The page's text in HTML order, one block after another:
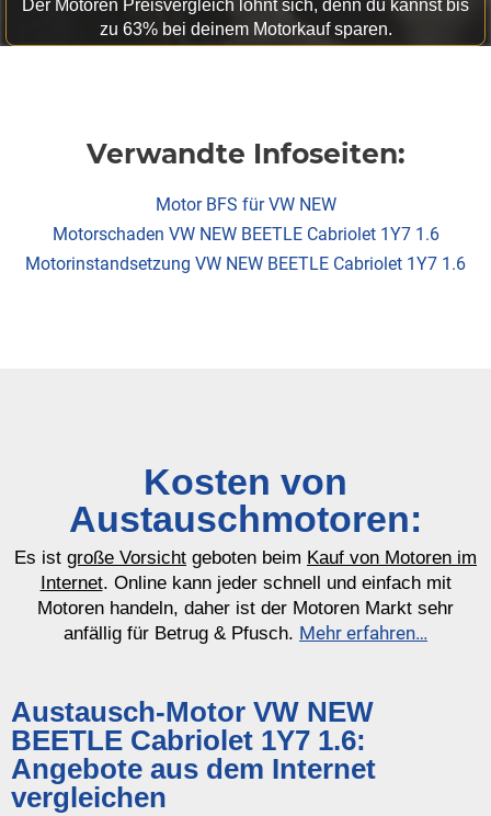
Der Motoren Preisvergleich lohnt sich, denn du kannst bis
zu 63% bei deinem Motorkauf sparen.
Verwandte Infoseiten:
Motor BFS für VW NEW
Motorschaden VW NEW BEETLE Cabriolet 1Y7 1.6
Motorinstandsetzung VW NEW BEETLE Cabriolet 1Y7 1.6
Kosten von
Austauschmotoren:
Es ist große Vorsicht geboten beim Kauf von Motoren im
Internet. Online kann jeder schnell und einfach mit
Motoren handeln, daher ist der Motoren Markt sehr
anfällig für Betrug & Pfusch. Mehr erfahren…
Austausch-Motor VW NEW
BEETLE Cabriolet 1Y7 1.6:
Angebote aus dem Internet
vergleichen